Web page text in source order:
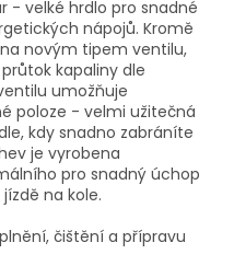
- velké hrdlo pro snadné
nápojů. Kromě
novým tipem ventilu,
kapaliny dle
umožňuje
poloze - velmi užitečná
kdy snadno zabráníte
je vyrobena
pro snadný úchop
na kole.
čištění a přípravu